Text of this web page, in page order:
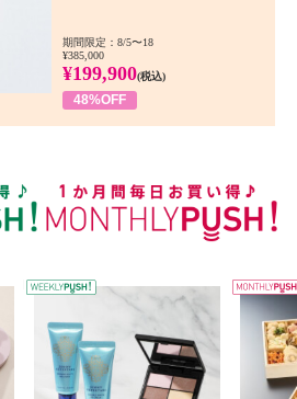
期間限定：8/5〜18
¥385,000
¥199,900(税込)
48%OFF
WEEKLY PUSH